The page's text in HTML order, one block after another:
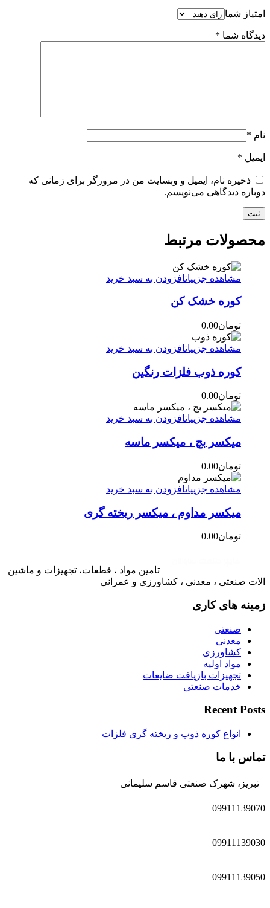
امتیاز شما
دیدگاه شما *
نام *
ایمیل *
ذخیره نام، ایمیل و وبسایت من در مرورگر برای زمانی که
دوباره دیدگاهی می‌نویسم.
محصولات مرتبط
مشاهده جزییاتافزودن به سبد خرید
کوره خشک کن
تومان0.00
مشاهده جزییاتافزودن به سبد خرید
کوره ذوب فلزات رنگین
تومان0.00
مشاهده جزییاتافزودن به سبد خرید
میکسر بچ ، میکسر ماسه
تومان0.00
مشاهده جزییاتافزودن به سبد خرید
میکسر مداوم ، میکسر ریخته گری
تومان0.00
تامین مواد ، قطعات، تجهیزات و ماشین
الات صنعتی ، معدنی ، کشاورزی و عمرانی
زمینه های کاری
صنعتی
معدنی
کشاورزی
مواد اولیه
تجهیزات بازیافت ضایعات
خدمات صنعتی
Recent Posts
انواع کوره ذوب و ریخته گری فلزات
تماس با ما
تبریز، شهرک صنعتی قاسم سلیمانی
09911139070
09911139030
09911139050